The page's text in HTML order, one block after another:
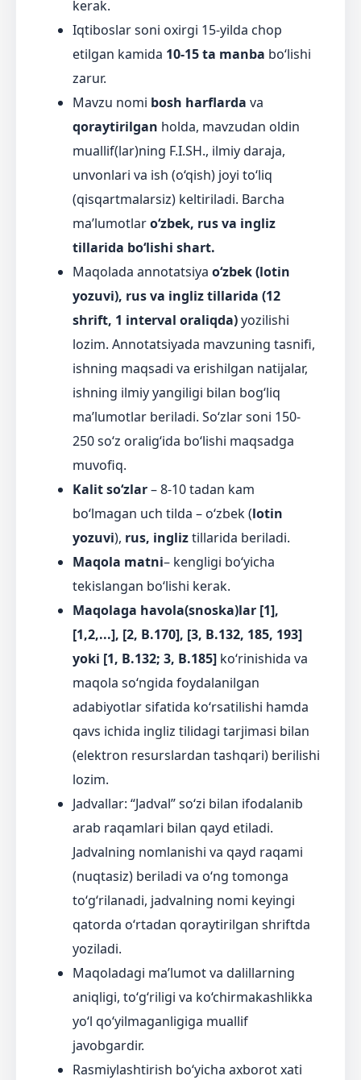
kerak.
Iqtiboslar soni oxirgi 15-yilda chop
etilgan kamida 10-15 ta manba bo‘lishi
zarur.
Mavzu nomi bosh harflarda va
qoraytirilgan holda, mavzudan oldin
muallif(lar)ning F.I.SH., ilmiy daraja,
unvonlari va ish (o‘qish) joyi to‘liq
(qisqartmalarsiz) keltiriladi. Barcha
ma’lumotlaro‘zbek, rus va ingliz
tillarida bo‘lishi shart.
Maqolada annotatsiya o‘zbek (lotin
yozuvi), rus va ingliz tillarida (12
shrift, 1 interval oraliqda)yozilishi
lozim. Annotatsiyada mavzuning tasnifi,
ishning maqsadi va erishilgan natijalar,
ishning ilmiy yangiligi bilan bog‘liq
ma’lumotlar beriladi. So‘zlar soni 150-
250 so‘z oralig‘ida bo‘lishi maqsadga
muvofiq.
Kalit so‘zlar– 8-10 tadan kam
bo‘lmagan uch tilda – o‘zbek (lotin
yozuvi), rus, ingliztillarida beriladi.
Maqola matni– kengligi bo‘yicha
tekislangan bo‘lishi kerak.
Maqolaga havola(snoska)lar [1],
[1,2,...], [2, B.170], [3, B.132, 185, 193]
yoki [1, B.132; 3, B.185] ko‘rinishida va
maqola so‘ngida foydalanilgan
adabiyotlar sifatida ko‘rsatilishi hamda
qavs ichida ingliz tilidagi tarjimasi bilan
(elektron resurslardan tashqari) berilishi
lozim.
Jadvallar: “Jadval” so‘zi bilan ifodalanib
arab raqamlari bilan qayd etiladi.
Jadvalning nomlanishi va qayd raqami
(nuqtasiz) beriladi va o‘ng tomonga
to‘g‘rilanadi, jadvalning nomi keyingi
qatorda o‘rtadan qoraytirilgan shriftda
yoziladi.
Maqoladagi ma’lumot va dalillarning
aniqligi, to‘g‘riligi va ko‘chirmakashlikka
yo‘l qo‘yilmaganligiga muallif
javobgardir.
Rasmiylashtirish bo‘yicha axborot xati